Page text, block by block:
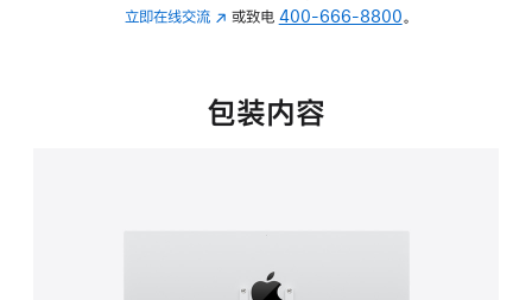
的
立即在线交流 (在
中
或致电 400-666-8800。
包装内容